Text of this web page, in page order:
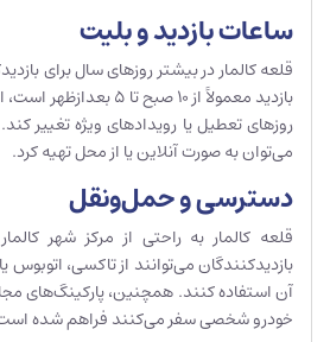
ساعات بازدید و بلیت
قلعه کالمار در بیشتر روزهای سال برای
بازدید معمولاً از 10 صبح
روزهای تعطیل یا رویدادهای ویژه تغییر
می‌توان به صورت آنلاین یا از محل تهیه کرد.
دسترسی و حمل‌ونقل
قلعه کالمار به راحتی از مرکز شهر
بازدیدکنندگان می‌توانند از تاکسی، اتوبوس
آن استفاده کنند. همچنین، پارکینگ‌های
خودرو شخصی سفر می‌کنند فراهم شده